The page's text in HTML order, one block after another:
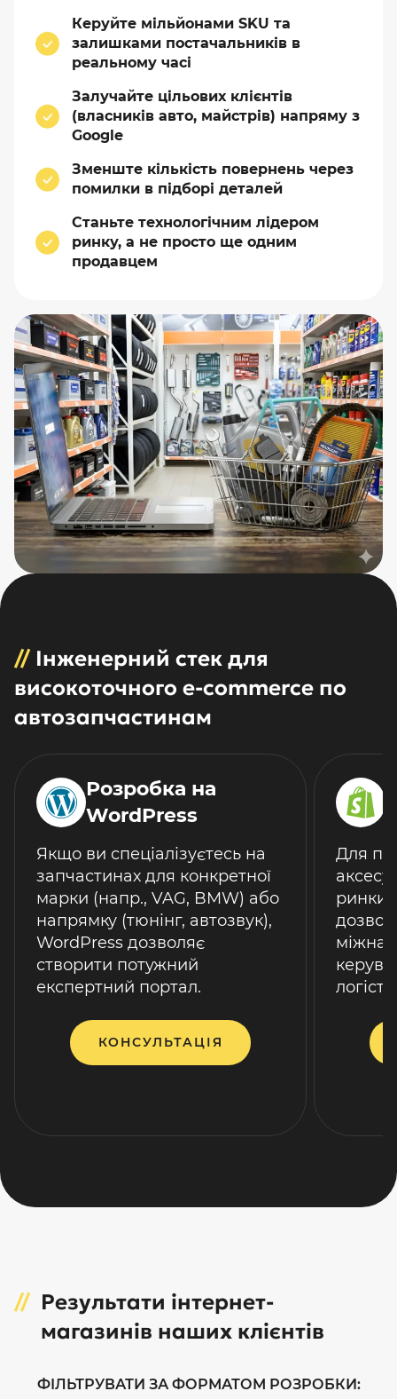
Керуйте мільйонами SKU та
залишками постачальників в
реальному часі
Залучайте цільових клієнтів
(власників авто, майстрів) напряму з
Google
Зменште кількість повернень через
помилки в підборі деталей
Станьте технологічним лідером
ринку, а не просто ще одним
продавцем
// Інженерний стек для
високоточного e-commerce по
автозапчастинам
Розробка на
WordPress
Якщо ви спеціалізуєтесь на
запчастинах для конкретної
марки (напр., VAG, BMW) або
напрямку (тюнінг, автозвук),
WordPress дозволяє
створити потужний
експертний портал.
КОНСУЛЬТАЦІЯ
Для
ринки
Результати інтернет-
магазинів наших клієнтів
ФІЛЬТРУВАТИ ЗА ФОРМАТОМ РОЗРОБКИ: